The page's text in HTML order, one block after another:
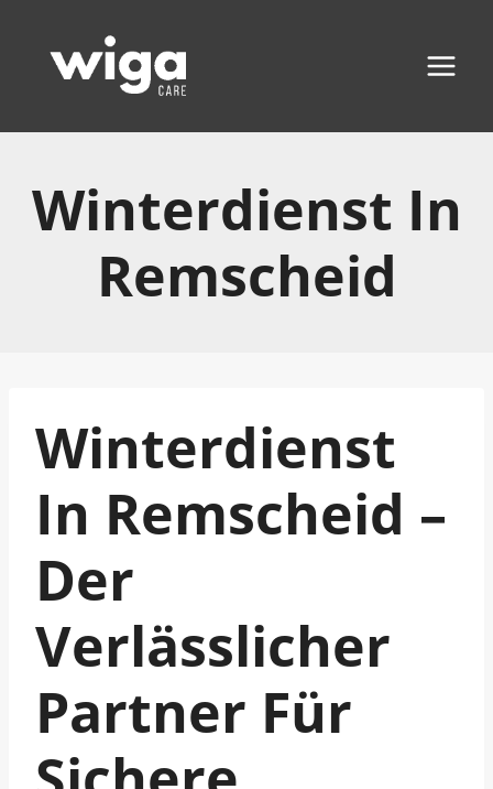
Inhalt
springen
Winterdienst In
Remscheid
Winterdienst
In Remscheid –
Der
Verlässlicher
Partner Für